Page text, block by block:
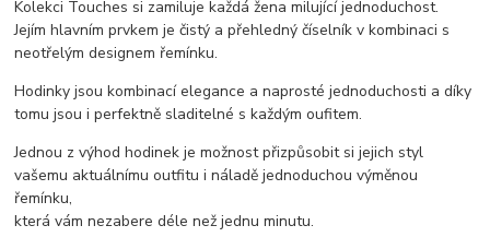
Kolekci Touches si zamiluje každá žena milující jednoduchost.
Jejím hlavním prvkem je čistý a přehledný číselník v kombinaci s
neotřelým designem řemínku.
Hodinky jsou kombinací elegance a naprosté jednoduchosti a díky
tomu jsou i perfektně sladitelné s každým oufitem.
Jednou z výhod hodinek je možnost přizpůsobit si jejich styl
vašemu aktuálnímu outfitu i náladě jednoduchou výměnou
řemínku,
která vám nezabere déle než jednu minutu.